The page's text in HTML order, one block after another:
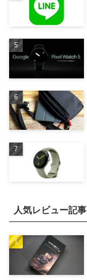
人気レビュー記事